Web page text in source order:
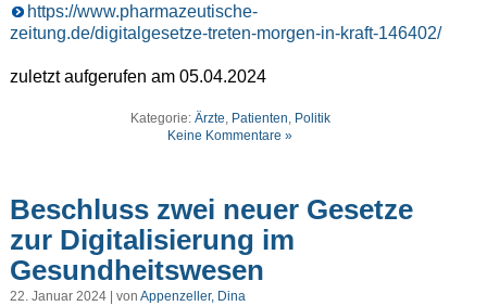
https://www.pharmazeutische-
zeitung.de/digitalgesetze-treten-morgen-in-kraft-146402/
zuletzt aufgerufen am 05.04.2024
Kategorie: Ärzte, Patienten, Politik
Keine Kommentare »
Beschluss zwei neuer Gesetze
zur Digitalisierung im
Gesundheitswesen
22. Januar 2024 | von Appenzeller, Dina